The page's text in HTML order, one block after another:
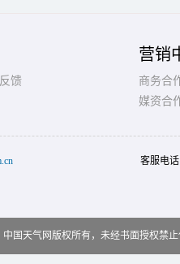
馈
营销
商务合
媒资合
客服电
中国天气网版权所有，未经书面授权